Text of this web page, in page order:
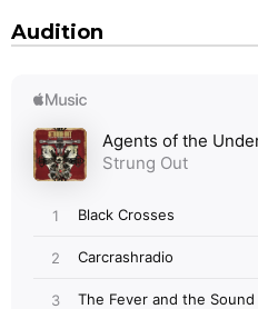
Audition